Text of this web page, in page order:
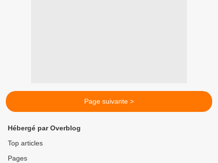
Page suivante >
Hébergé par Overblog
Top articles
Pages